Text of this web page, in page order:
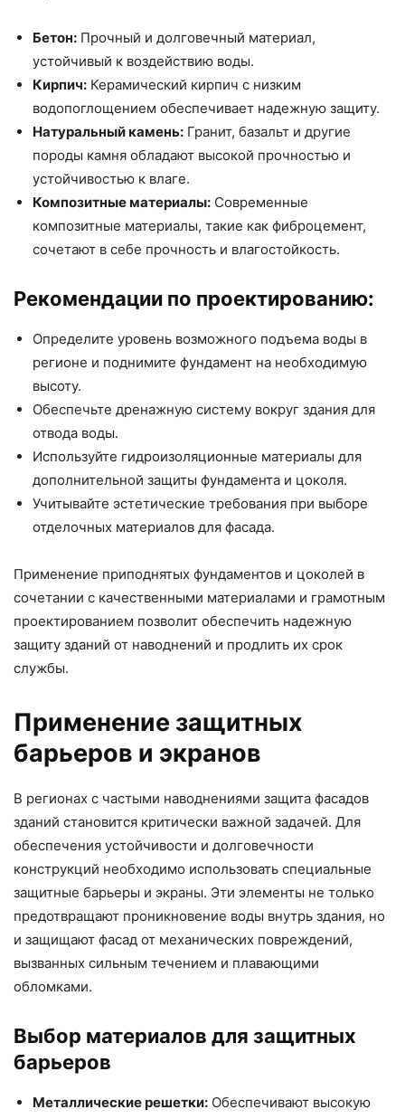
Бетон: Прочный и долговечный материал,
устойчивый к воздействию воды.
Кирпич: Керамический кирпич с низким
водопоглощением обеспечивает надежную защиту.
Натуральный камень: Гранит, базальт и другие
породы камня обладают высокой прочностью и
устойчивостью к влаге.
Композитные материалы: Современные
композитные материалы, такие как фиброцемент,
сочетают в себе прочность и влагостойкость.
Рекомендации по проектированию:
Определите уровень возможного подъема воды в
регионе и поднимите фундамент на необходимую
высоту.
Обеспечьте дренажную систему вокруг здания для
отвода воды.
Используйте гидроизоляционные материалы для
дополнительной защиты фундамента и цоколя.
Учитывайте эстетические требования при выборе
отделочных материалов для фасада.
Применение приподнятых фундаментов и цоколей в
сочетании с качественными материалами и грамотным
проектированием позволит обеспечить надежную
защиту зданий от наводнений и продлить их срок
службы.
Применение защитных
барьеров и экранов
В регионах с частыми наводнениями защита фасадов
зданий становится критически важной задачей. Для
обеспечения устойчивости и долговечности
конструкций необходимо использовать специальные
защитные барьеры и экраны. Эти элементы не только
предотвращают проникновение воды внутрь здания, но
и защищают фасад от механических повреждений,
вызванных сильным течением и плавающими
обломками.
Выбор материалов для защитных
барьеров
Металлические решетки: Обеспечивают высокую